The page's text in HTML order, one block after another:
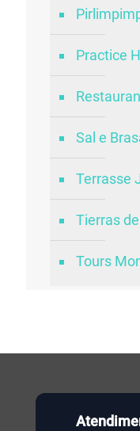
Practice
Sal e
Terrasse
Tierras
Tours